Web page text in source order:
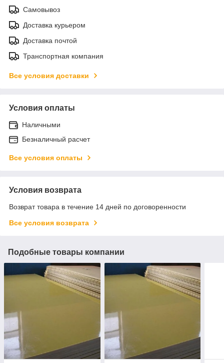
Самовывоз
Доставка курьером
Доставка почтой
Транспортная компания
Все условия доставки
Условия оплаты
Наличными
Безналичный расчет
Все условия оплаты
Условия возврата
Возврат товара в течение 14 дней по договоренности
Все условия возврата
Подобные товары компании